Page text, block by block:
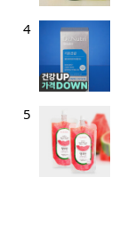
담기
담기
4
5